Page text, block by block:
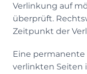
Verlinkung auf
überprüft.
Zeitpunkt der
Eine
verlinkten Seiten